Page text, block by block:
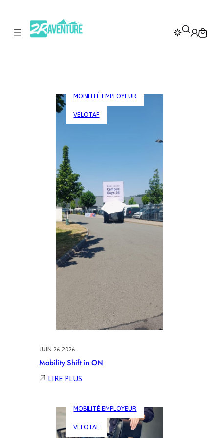
MOBILITÉ EMPLOYEUR
VELOTAF
JUIN 26 2026
Mobility Shift in ON
LIRE PLUS:
IN
MOBILITÉ EMPLOYEUR
VELOTAF